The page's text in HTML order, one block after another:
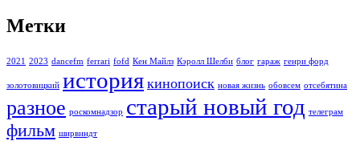
Метки
2021 2023 dancefm ferrari fofd Кен Майлз Кэролл Шелби блог гараж генри форд
золотовицкий история кинопоиск новая жизнь обовсем отсебятина
разное роскомнадзор старый новый год телеграм
фильм ширвиндт